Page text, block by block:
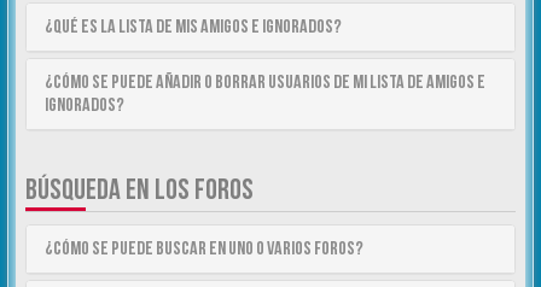
¿Qué es la lista de Mis Amigos e Ignorados?
¿Cómo se puede añadir o borrar usuarios de mi lista de Amigos e
Ignorados?
BÚSQUEDA EN LOS FOROS
¿Cómo se puede buscar en uno o varios foros?